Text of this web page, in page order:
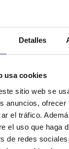
Detalles
usa cookies
sitio web se
anuncios, ofrecer
el tráfico.
el uso que haga
de redes
que no brillan:
población